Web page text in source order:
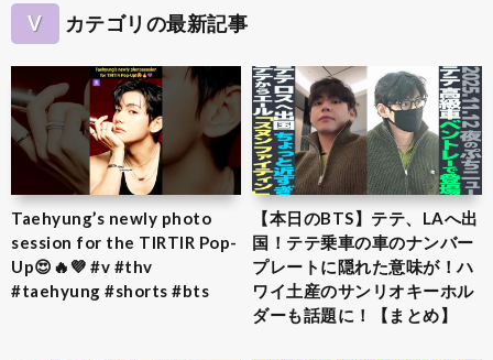
V カテゴリの最新記事
Taehyung’s newly photo
session for the TIRTIR Pop-
Up😍🔥💜 #v #thv
#taehyung #shorts #bts
【本日のBTS】テテ、LAへ出
国！テテ乗車の車のナンバー
プレートに隠れた意味が！ハ
ワイ土産のサンリオキーホル
ダーも話題に！【まとめ】